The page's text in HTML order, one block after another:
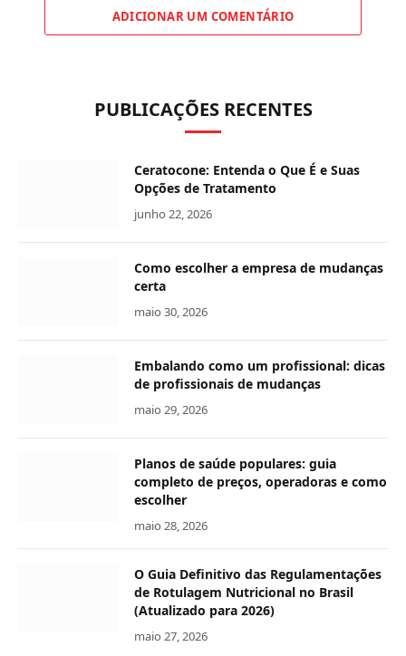
ADICIONAR UM COMENTÁRIO
PUBLICAÇÕES RECENTES
Ceratocone: Entenda o Que É e Suas
Opções de Tratamento
junho 22, 2026
Como escolher a empresa de mudanças
certa
maio 30, 2026
Embalando como um profissional: dicas
de profissionais de mudanças
maio 29, 2026
Planos de saúde populares: guia
completo de preços, operadoras e como
escolher
maio 28, 2026
O Guia Definitivo das Regulamentações
de Rotulagem Nutricional no Brasil
(Atualizado para 2026)
maio 27, 2026